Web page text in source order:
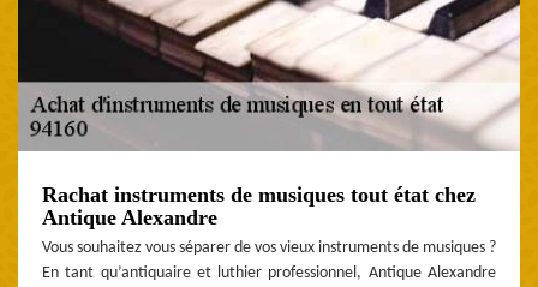
Rachat instruments de musiques tout état chez
Antique Alexandre
Vous souhaitez vous séparer de vos vieux instruments de musiques ?
En tant qu’antiquaire et luthier professionnel, Antique Alexandre